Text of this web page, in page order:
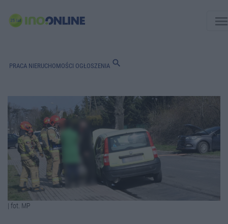
PRACA NIERUCHOMOŚCI OGŁOSZENIA search
| fot. MP